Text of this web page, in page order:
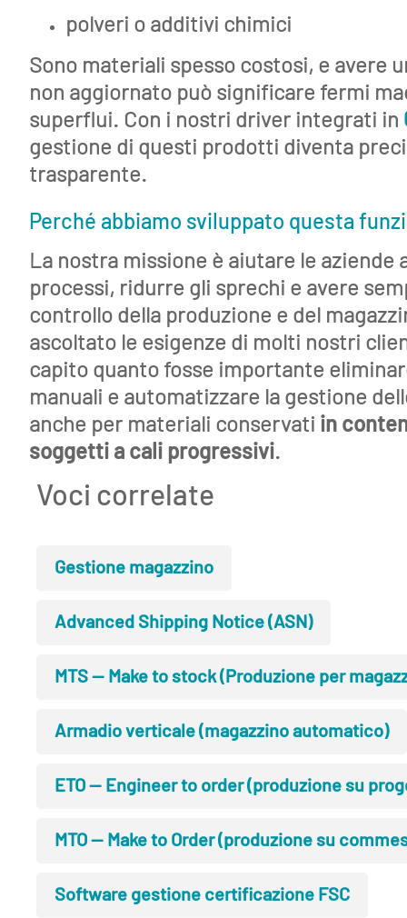
polveri o additivi chimici
Sono materiali spesso costosi, e avere
non aggiornato può significare fermi
superflui. Con i nostri driver integrati in
gestione di questi prodotti diventa
trasparente.
Perché abbiamo sviluppato questa
La nostra missione è aiutare le aziende
processi, ridurre gli sprechi e avere
controllo della produzione e del
ascoltato le esigenze di molti nostri
capito quanto fosse importante
manuali e automatizzare la gestione
anche per materiali conservati in
soggetti a cali progressivi.
Voci correlate
Gestione magazzino
Advanced Shipping Notice (ASN)
MTS — Make to stock (Produzione per
Armadio verticale (magazzino automatico)
ETO — Engineer to order (produzione su
MTO — Make to Order (produzione su
Software gestione certificazione FSC